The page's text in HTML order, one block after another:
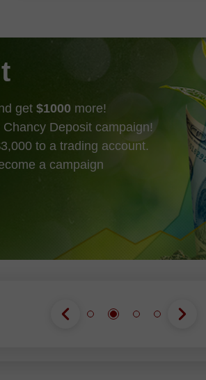
get $1000 more!
Deposit campaign!
to a trading account.
a campaign